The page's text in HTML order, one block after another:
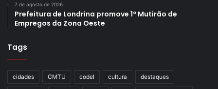
7 de agosto de 2026
Prefeitura de Londrina promove 1º Mutirão de
Empregos da Zona Oeste
Tags
cidades CMTU codel cultura destaques